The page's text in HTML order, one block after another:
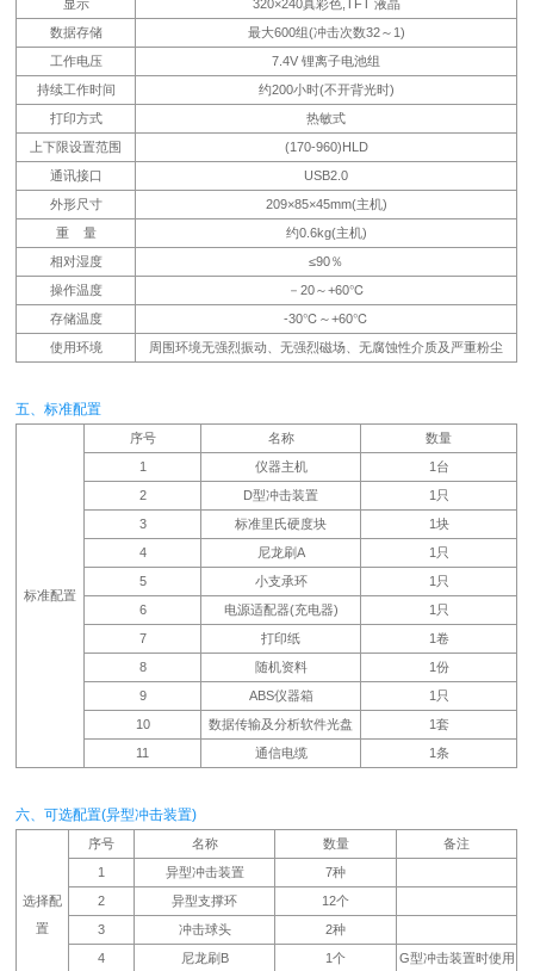
显示
320×240真彩色,TFT 液晶
数据存储
最大600组(冲击次数32～1)
工作电压
7.4V 锂离子电池组
持续工作时间
约200小时(不开背光时)
打印方式
热敏式
上下限设置范围
(170-960)HLD
通讯接口
USB2.0
外形尺寸
209×85×45mm(主机)
重 量
约0.6kg(主机)
相对湿度
≤90％
操作温度
－20～+60℃
存储温度
-30℃～+60℃
使用环境
周围环境无强烈振动、无强烈磁场、无腐蚀性介质及严重粉尘
五、标准配置
标准配置
序号 名称
数量
1
仪器主机
1台
2
D型冲击装置
1只
3
标准里氏硬度块
1块
4
尼龙刷A
1只
5
小支承环
1只
6
电源适配器(充电器)
1只
7
打印纸
1卷
8
随机资料
1份
9
ABS仪器箱
1只
10
数据传输及分析软件光盘
1套
11
通信电缆 1条
六、可选配置(异型冲击装置)
选择配
置
序号 名称 数量
备注
1
异型冲击装置
7种
2
异型支撑环
12个
3
冲击球头
2种
4
尼龙刷B 1个
G型冲击装置时使用